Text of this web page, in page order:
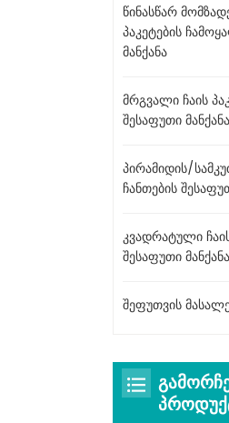
წინასწარ
პაკეტების
მანქანა
მრგვალი ჩაის
შესაფუთი მანქანა
პირამიდის/
ჩანთების
კვადრატული
შესაფუთი მანქანა
შეფუთვის